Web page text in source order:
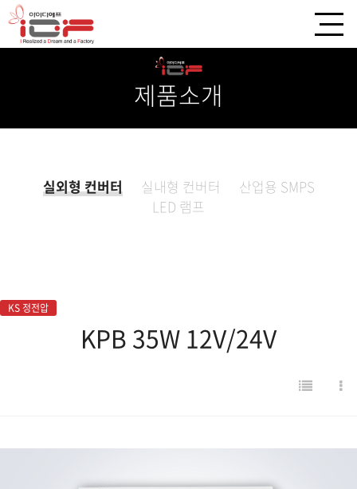
제품소개
실외형 컨버터 실내형 컨버터
산업용 SMPS
LED 램프
KS 정전압
KPB 35W 12V/24V